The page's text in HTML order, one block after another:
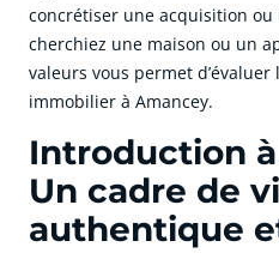
concrétiser une acquisition ou
cherchiez une maison ou un
valeurs vous permet
immobilier à Amancey.
Introduction
Un cadre de
authentique